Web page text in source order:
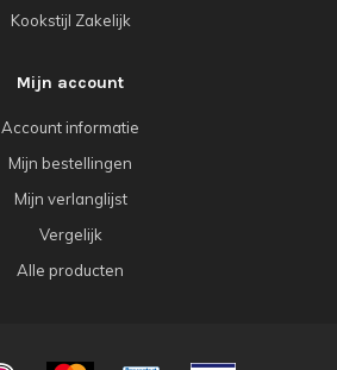
Kookstijl Zakelijk
Mijn account
Account informatie
Mijn bestellingen
Mijn verlanglijst
Vergelijk
Alle producten